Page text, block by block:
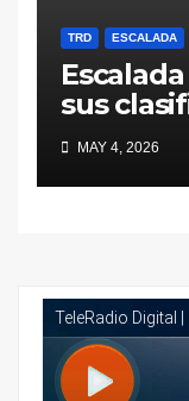
TRD ESCALADA
sus
Juegos
2026
MAY 4, 2026